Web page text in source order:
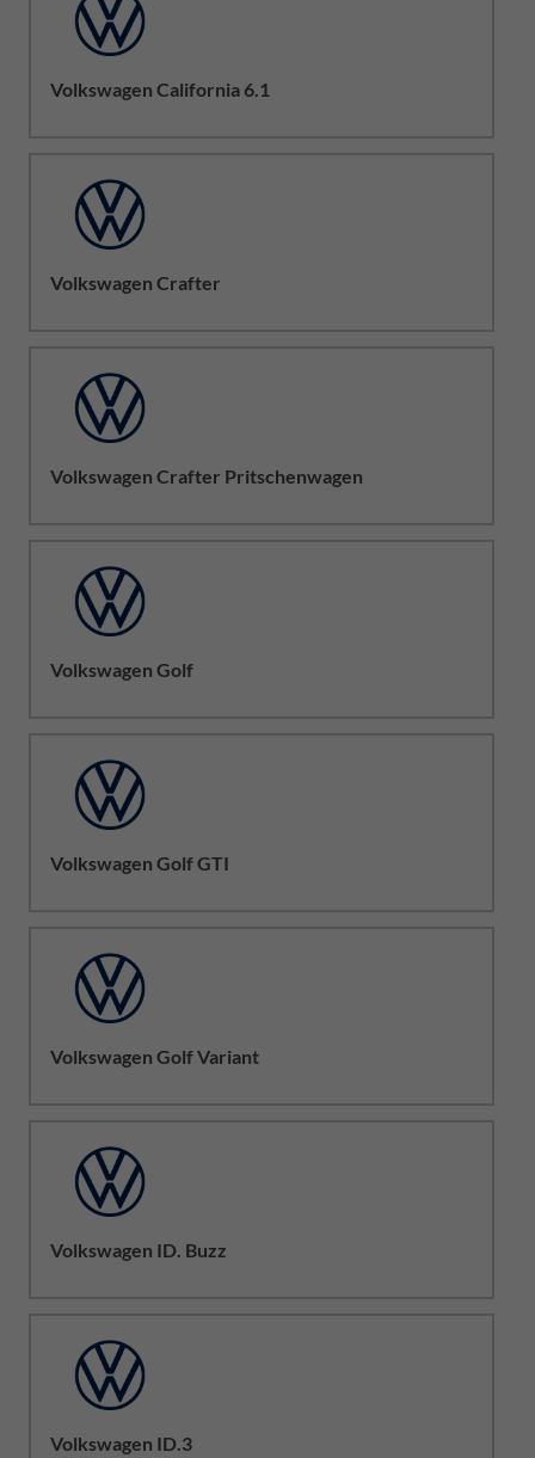
Volkswagen California 6.1
Volkswagen Crafter
Volkswagen Crafter Pritschenwagen
Volkswagen Golf
Volkswagen Golf GTI
Volkswagen Golf Variant
Volkswagen ID. Buzz
Volkswagen ID.3